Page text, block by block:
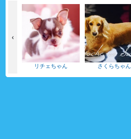
リチェちゃん さくらちゃん
‹